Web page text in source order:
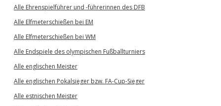
Alle Ehrenspielführer und -führerinnen des DFB
Alle Elfmeterschießen bei EM
Alle Elfmeterschießen bei WM
Alle Endspiele des olympischen Fußballturniers
Alle englischen Meister
Alle englischen Pokalsieger bzw. FA-Cup-Sieger
Alle estnischen Meister